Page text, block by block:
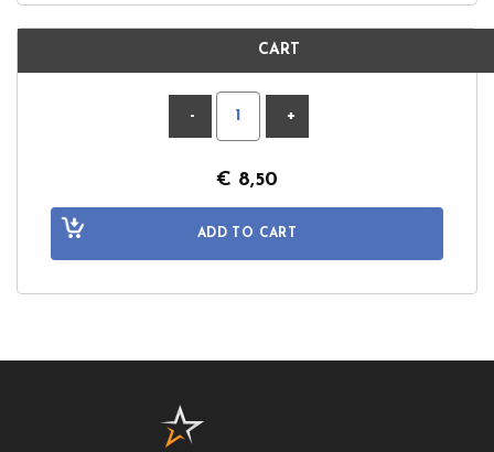
CART
€ 8,50
ADD TO CART